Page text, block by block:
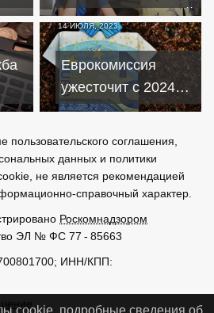
помощь с выплатой
ипотеки
многодетным
семьям
14 ИЮЛЯ, 2023
Еврокомиссия
ужесточит с 2024
года условия
помощи Украине
соглашения,
данных и политики
не является рекомендацией
справочный характер.
Роскомнадзором
ЭЛ № ФС 77 - 85663
ИНН/КПП:
cookie, подробные сведения об